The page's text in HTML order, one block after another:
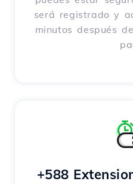
será registrado y
minutos después
+588